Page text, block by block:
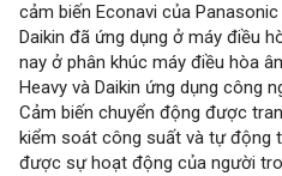
cảm biến Econavi của
Daikin đã ứng dụng ở máy điều
nay ở phân khúc máy điều hòa
Heavy và Daikin ứng dụng công
Cảm biến chuyển động được
kiểm soát công suất và tự động
được sự hoạt động của người